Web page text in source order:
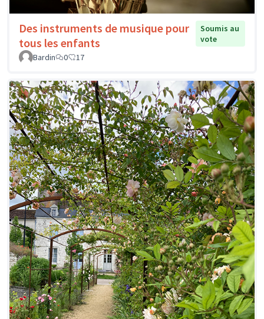
Des instruments de musique pour
tous les enfants
Soumis au
vote
Bardin
0 17